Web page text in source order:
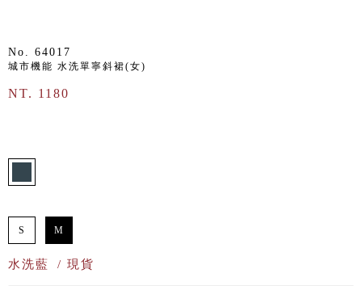
No. 64017
城市機能 水洗單寧斜裙(女)
NT. 1180
S M
水洗藍 / 現貨